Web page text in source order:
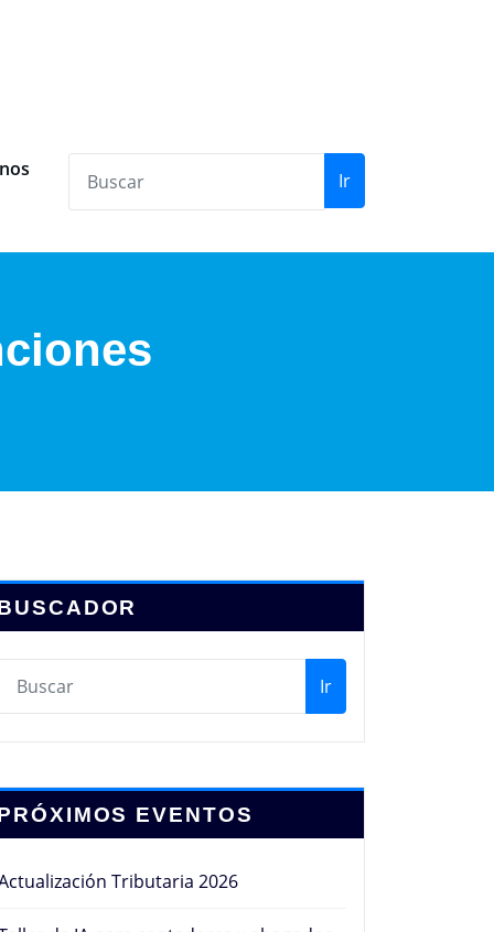
Ir
Ir
EVENTOS
Tributaria 2026